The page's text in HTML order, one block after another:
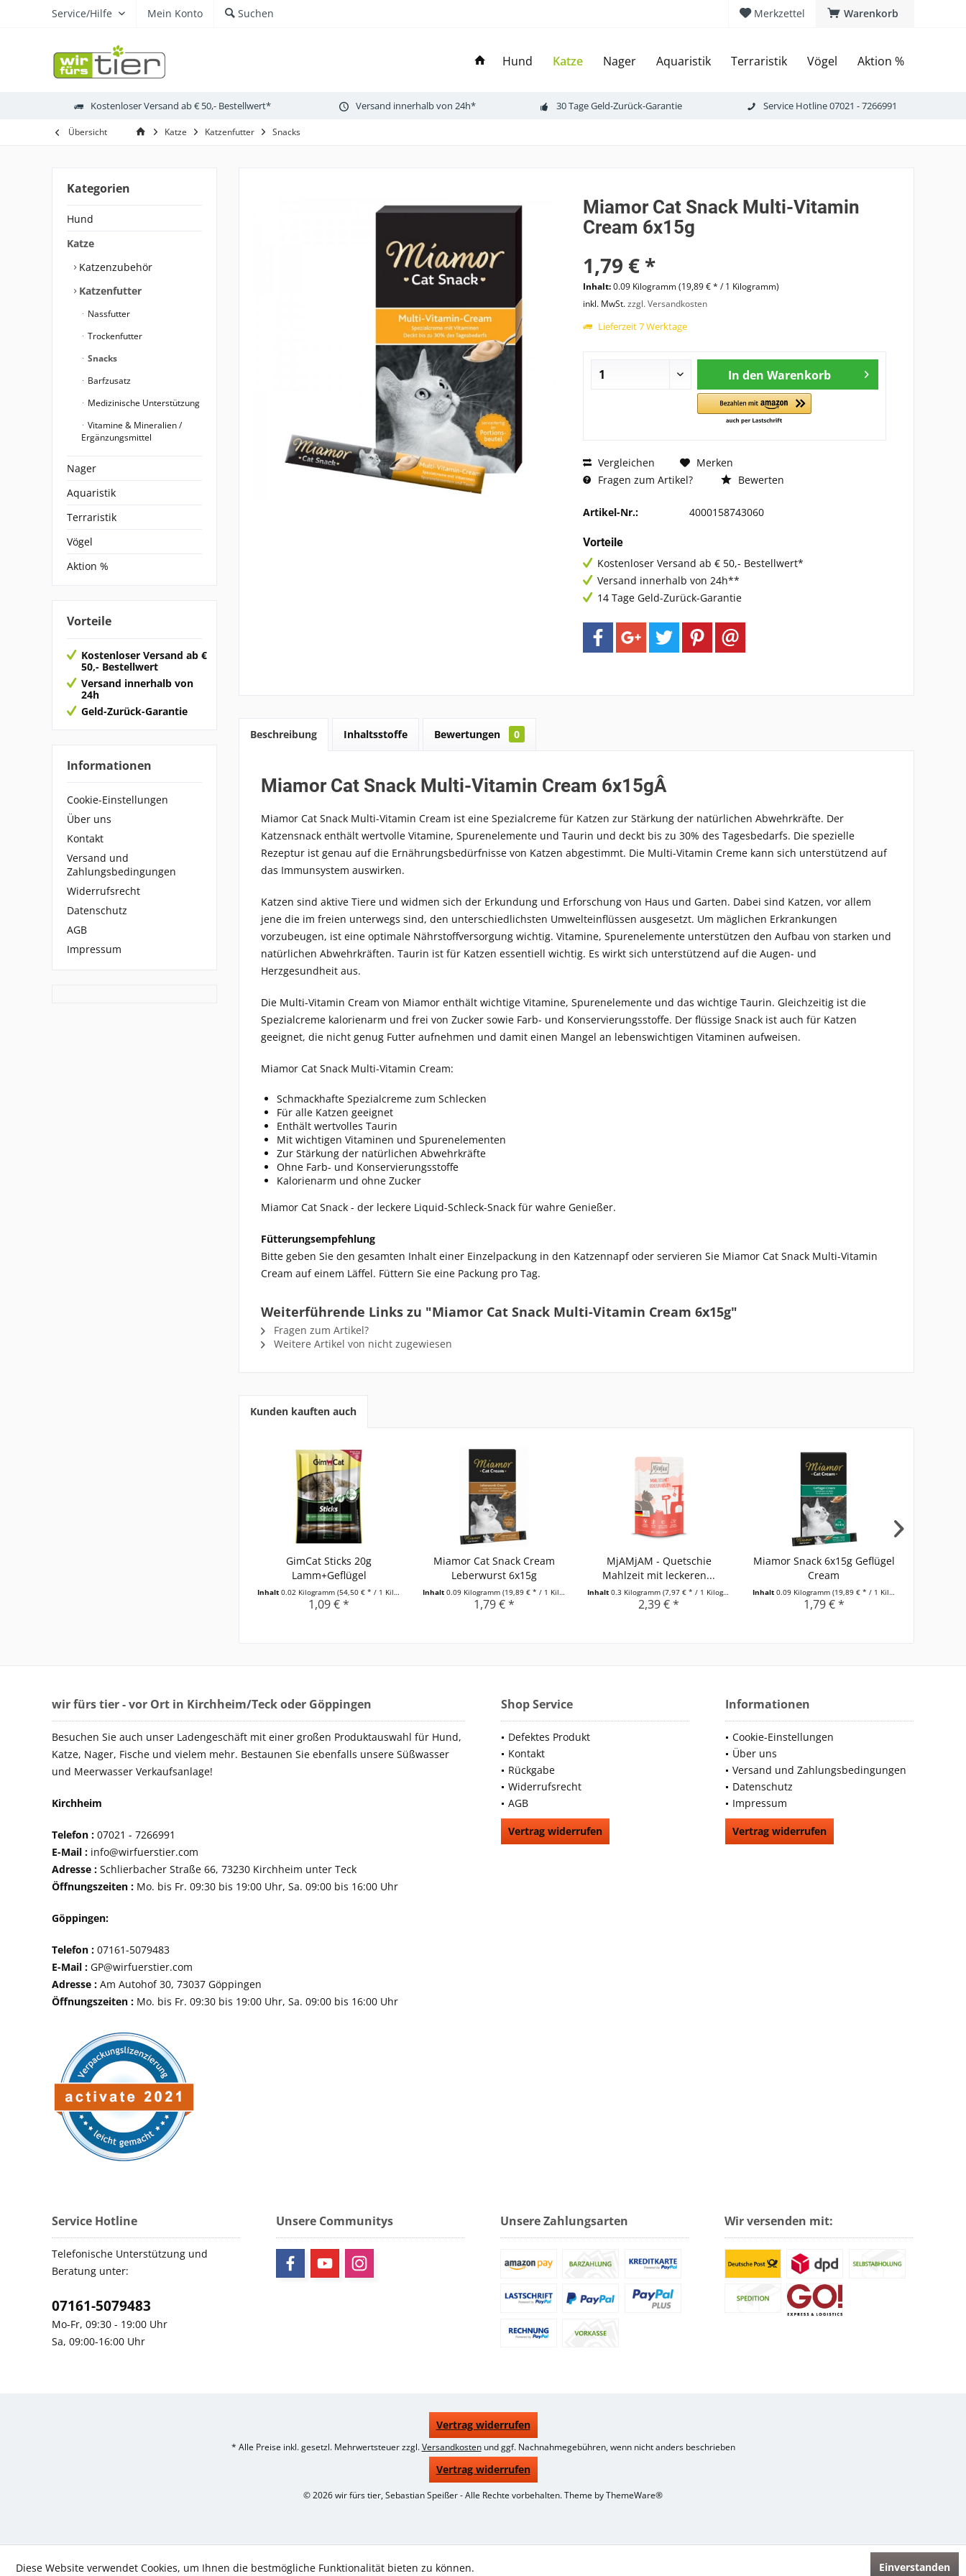
Warenkorb
Merkzettel
Service/Hilfe Mein Konto Suchen
Hund Katze Nager Aquaristik Terraristik Vögel Aktion %
Kostenloser Versand ab € 50,- Bestellwert* Versand innerhalb von 24h* 30 Tage Geld-Zurück-Garantie Service Hotline 07021 - 7266991
Übersicht Katze Katzenfutter Snacks
Kategorien
Hund
Katze
Katzenzubehör
Katzenfutter
Nassfutter
Trockenfutter
Snacks
Barfzusatz
Medizinische Unterstützung
Vitamine & Mineralien /
Ergänzungsmittel
Nager
Aquaristik
Terraristik
Vögel
Aktion %
Vorteile
Kostenloser Versand ab €
50,- Bestellwert
Versand innerhalb von
24h
Geld-Zurück-Garantie
Informationen
Cookie-Einstellungen
Über uns
Kontakt
Versand und
Zahlungsbedingungen
Widerrufsrecht
Datenschutz
AGB
Impressum
Miamor Cat Snack Multi-Vitamin
Cream 6x15g
1,79 € *
Inhalt:0.09 Kilogramm (19,89 € * / 1 Kilogramm)
inkl. MwSt.zzgl. Versandkosten
Lieferzeit 7 Werktage
In den Warenkorb
Vergleichen
Merken
Fragen zum Artikel?
Bewerten
Artikel-Nr.: 4000158743060
Vorteile
Kostenloser Versand ab € 50,- Bestellwert*
Versand innerhalb von 24h**
14 Tage Geld-Zurück-Garantie
Beschreibung Inhaltsstoffe Bewertungen 0
Miamor Cat Snack Multi-Vitamin Cream 6x15gÂ
Miamor Cat Snack Multi-Vitamin Cream ist eine Spezialcreme für Katzen zur Stärkung der natürlichen Abwehrkräfte. Der
Katzensnack enthält wertvolle Vitamine, Spurenelemente und Taurin und deckt bis zu 30% des Tagesbedarfs. Die spezielle
Rezeptur ist genau auf die Ernährungsbedürfnisse von Katzen abgestimmt. Die Multi-Vitamin Creme kann sich unterstützend auf
das Immunsystem auswirken.
Katzen sind aktive Tiere und widmen sich der Erkundung und Erforschung von Haus und Garten. Dabei sind Katzen, vor allem
jene die im freien unterwegs sind, den unterschiedlichsten Umwelteinflüssen ausgesetzt. Um mäglichen Erkrankungen
vorzubeugen, ist eine optimale Nährstoffversorgung wichtig. Vitamine, Spurenelemente unterstützen den Aufbau von starken und
natürlichen Abwehrkräften. Taurin ist für Katzen essentiell wichtig. Es wirkt sich unterstützend auf die Augen- und
Herzgesundheit aus.
Die Multi-Vitamin Cream von Miamor enthält wichtige Vitamine, Spurenelemente und das wichtige Taurin. Gleichzeitig ist die
Spezialcreme kalorienarm und frei von Zucker sowie Farb- und Konservierungsstoffe. Der flüssige Snack ist auch für Katzen
geeignet, die nicht genug Futter aufnehmen und damit einen Mangel an lebenswichtigen Vitaminen aufweisen.
Miamor Cat Snack Multi-Vitamin Cream:
Schmackhafte Spezialcreme zum Schlecken
Für alle Katzen geeignet
Enthält wertvolles Taurin
Mit wichtigen Vitaminen und Spurenelementen
Zur Stärkung der natürlichen Abwehrkräfte
Ohne Farb- und Konservierungsstoffe
Kalorienarm und ohne Zucker
Miamor Cat Snack - der leckere Liquid-Schleck-Snack für wahre Genießer.
Fütterungsempfehlung
Bitte geben Sie den gesamten Inhalt einer Einzelpackung in den Katzennapf oder servieren Sie Miamor Cat Snack Multi-Vitamin
Cream auf einem Läffel. Füttern Sie eine Packung pro Tag.
Weiterführende Links zu "Miamor Cat Snack Multi-Vitamin Cream 6x15g"
Fragen zum Artikel?
Weitere Artikel von nicht zugewiesen
Kunden kauften auch
GimCat Sticks 20g
Lamm+Geflügel
Inhalt 0.02 Kilogramm (54,50 € * / 1 Kilogramm)
1,09 € *
Miamor Cat Snack Cream
Leberwurst 6x15g
Inhalt 0.09 Kilogramm (19,89 € * / 1 Kilogramm)
1,79 € *
MjAMjAM - Quetschie
Mahlzeit mit leckeren...
Inhalt 0.3 Kilogramm (7,97 € * / 1 Kilogramm)
2,39 € *
Miamor Snack 6x15g Geflügel
Cream
Inhalt 0.09 Kilogramm (19,89 € * / 1 Kilogramm)
1,79 € *
wir fürs tier - vor Ort in Kirchheim/Teck oder Göppingen
Besuchen Sie auch unser Ladengeschäft mit einer großen Produktauswahl für Hund,
Katze, Nager, Fische und vielem mehr. Bestaunen Sie ebenfalls unsere Süßwasser
und Meerwasser Verkaufsanlage!
Kirchheim
Telefon : 07021 - 7266991
E-Mail : info@wirfuerstier.com
Adresse : Schlierbacher Straße 66, 73230 Kirchheim unter Teck
Öffnungszeiten : Mo. bis Fr. 09:30 bis 19:00 Uhr, Sa. 09:00 bis 16:00 Uhr
Göppingen:
Telefon : 07161-5079483
E-Mail : GP@wirfuerstier.com
Adresse : Am Autohof 30, 73037 Göppingen
Öffnungszeiten : Mo. bis Fr. 09:30 bis 19:00 Uhr, Sa. 09:00 bis 16:00 Uhr
Shop Service
Defektes Produkt
Kontakt
Rückgabe
Widerrufsrecht
AGB
Vertrag widerrufen
Informationen
Cookie-Einstellungen
Über uns
Versand und Zahlungsbedingungen
Datenschutz
Impressum
Vertrag widerrufen
Service Hotline
Telefonische Unterstützung und
Beratung unter:
07161-5079483
Mo-Fr, 09:30 - 19:00 Uhr
Sa, 09:00-16:00 Uhr
Unsere Communitys Unsere Zahlungsarten Wir versenden mit:
Vertrag widerrufen
* Alle Preise inkl. gesetzl. Mehrwertsteuer zzgl.Versandkostenund ggf. Nachnahmegebühren, wenn nicht anders beschrieben
Vertrag widerrufen
© 2026 wir fürs tier, Sebastian Speißer - Alle Rechte vorbehalten. Theme byThemeWare®
Diese Website verwendet Cookies, um Ihnen die bestmögliche Funktionalität bieten zu können. Einverstanden